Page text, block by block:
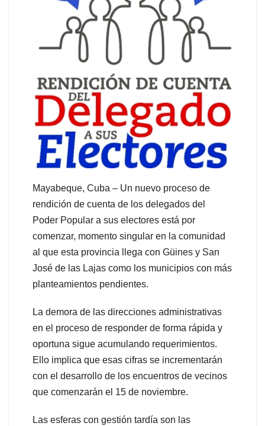
Mayabeque, Cuba – Un nuevo proceso de
rendición de cuenta de los delegados del
Poder Popular a sus electores está por
comenzar, momento singular en la comunidad
al que esta provincia llega con Güines y San
José de las Lajas como los municipios con más
planteamientos pendientes.
La demora de las direcciones administrativas
en el proceso de responder de forma rápida y
oportuna sigue acumulando requerimientos.
Ello implica que esas cifras se incrementarán
con el desarrollo de los encuentros de vecinos
que comenzarán el 15 de noviembre.
Las esferas con gestión tardía son las